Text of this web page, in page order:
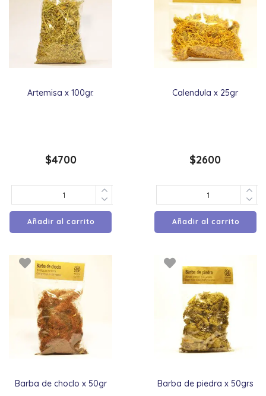
Artemisa x 100gr.
$4700
Añadir al carrito
Calendula x 25gr
$2600
Añadir al carrito
Barba de choclo x 50gr Barba de piedra x 50grs